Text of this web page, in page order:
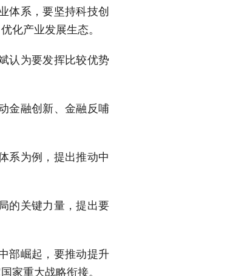
体系，要坚持科技创
化产业发展生态。
认为要发挥比较优势
金融创新、金融反哺
系为例，提出推动中
的关键力量，提出要
部崛起，要推动提升
家重大战略衔接。